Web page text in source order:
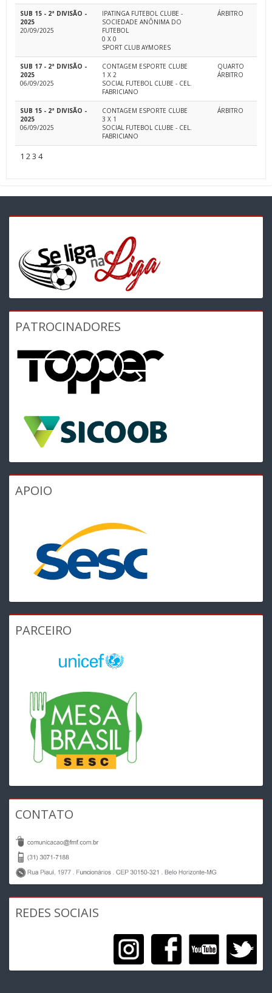
SUB 15 - 2ª DIVISÃO -
2025
20/09/2025
IPATINGA FUTEBOL CLUBE -
SOCIEDADE ANÔNIMA DO
FUTEBOL
0 X 0
SPORT CLUB AYMORES
ÁRBITRO
SUB 17 - 2ª DIVISÃO -
2025
06/09/2025
CONTAGEM ESPORTE CLUBE
1 X 2
SOCIAL FUTEBOL CLUBE - CEL.
FABRICIANO
QUARTO
ÁRBITRO
SUB 15 - 2ª DIVISÃO -
2025
06/09/2025
CONTAGEM ESPORTE CLUBE
3 X 1
SOCIAL FUTEBOL CLUBE - CEL.
FABRICIANO
ÁRBITRO
1 23 4
PATROCINADORES
APOIO
PARCEIRO
CONTATO
REDES SOCIAIS